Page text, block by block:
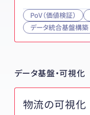
PoV（価値検証）
データ統合基盤構築
データ基盤・可視化
物流の可視化